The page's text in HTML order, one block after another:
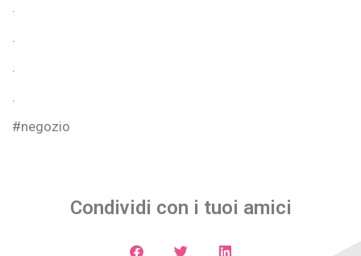
.
.
.
.
#negozio
Condividi con i tuoi amici